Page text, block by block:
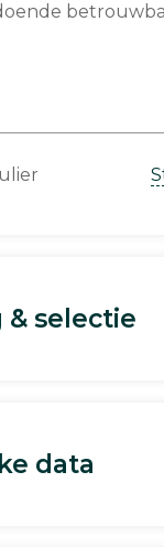
selectie
data